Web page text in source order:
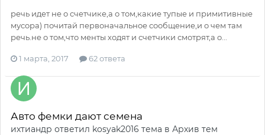
речь идет не о счетчике,а о том,какие тупые и примитивные
мусора) почитай первоначальное сообщение,и о чем там
речь.не о том,что менты ходят и счетчики смотрят,а о...
1 марта, 2017 62 ответа
Авто фемки дают семена
ихтиандр ответил kosyak2016 тема в Архив тем